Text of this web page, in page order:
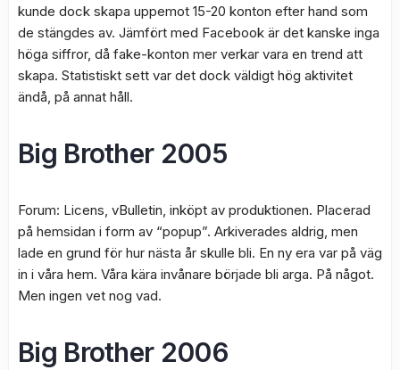
kunde dock skapa uppemot 15-20 konton efter hand som
de stängdes av. Jämfört med Facebook är det kanske inga
höga siffror, då fake-konton mer verkar vara en trend att
skapa. Statistiskt sett var det dock väldigt hög aktivitet
ändå, på annat håll.
Big Brother 2005
Forum: Licens, vBulletin, inköpt av produktionen. Placerad
på hemsidan i form av “popup”. Arkiverades aldrig, men
lade en grund för hur nästa år skulle bli. En ny era var på väg
in i våra hem. Våra kära invånare började bli arga. På något.
Men ingen vet nog vad.
Big Brother 2006